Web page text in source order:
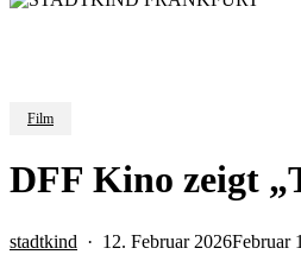
Film
DFF Kino zeigt
stadtkind 12. Februar 2026Februar